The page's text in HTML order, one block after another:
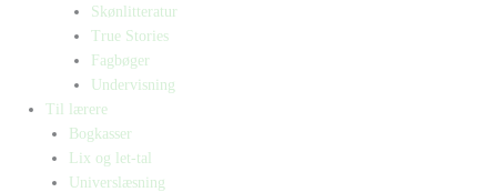
Skønlitteratur
True Stories
Fagbøger
Undervisning
Til lærere
Bogkasser
Lix og let-tal
Universlæsning